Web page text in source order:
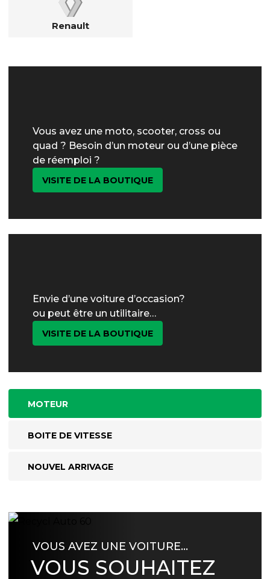
Renault
Vous avez une moto, scooter, cross ou
quad ? Besoin d’un moteur ou d’une pièce
de réemploi ?
VISITE DE LA BOUTIQUE
Envie d’une voiture d’occasion?
ou peut être un utilitaire…
VISITE DE LA BOUTIQUE
MOTEUR
BOITE DE VITESSE
NOUVEL ARRIVAGE
VOUS AVEZ UNE VOITURE…
VOUS SOUHAITEZ